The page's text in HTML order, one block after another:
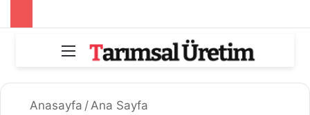
Menü
Anasayfa /Ana Sayfa